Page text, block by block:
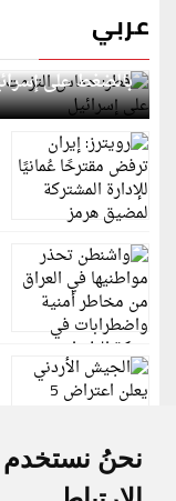
نحنُ
عربي
قطر: حماس
بالضغط على